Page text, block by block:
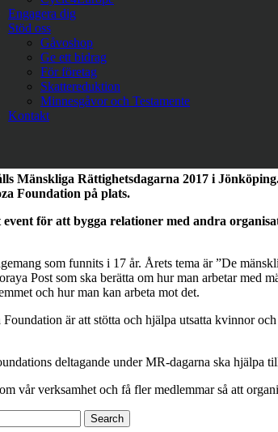
Engagera dig
Stöd oss
Gåvoshop
Ge ett bidrag
För företag
Skattereduktion
Minnesgåvor och Testamente
Kontakt
i landet när det gäller fattigdomsbekämpning.
och att till exempel barn och sjuka som befinner sig
mot att fler människor får lära sig mer om Loza.
få kontakt med människor som vill se en positiv
blir vi starkare och kan påverka
Mänskliga Rättighetsdagarna 2017 i
Foundation på plats.
för att bygga relationer med andra
som funnits i 17 år. Årets tema är ”De
Post som ska berätta om hur man arbetar
och hur man kan arbeta mot det.
är att stötta och hjälpa utsatta kvinnor
deltagande under MR-dagarna ska hjälpa
vår verksamhet och få fler medlemmar så att
Search